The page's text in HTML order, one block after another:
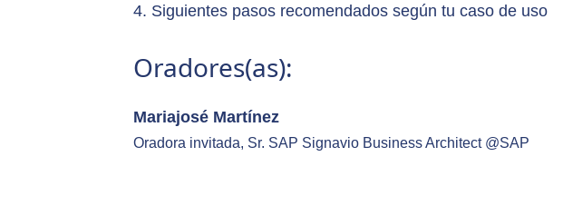
4. Siguientes pasos recomendados según tu caso de uso
Oradores(as):
Mariajosé Martínez
Oradora invitada, Sr. SAP Signavio Business Architect @SAP